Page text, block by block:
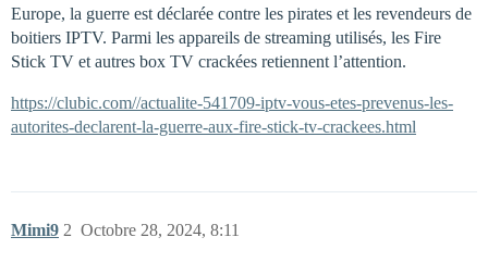
Europe, la guerre est déclarée contre les pirates et les revendeurs de
boitiers IPTV. Parmi les appareils de streaming utilisés, les Fire
Stick TV et autres box TV crackées retiennent l’attention.
https://clubic.com//actualite-541709-iptv-vous-etes-prevenus-les-
autorites-declarent-la-guerre-aux-fire-stick-tv-crackees.html
Mimi9 Octobre 28, 2024, 8:11
2